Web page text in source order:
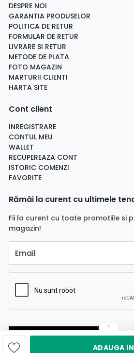
▼
ADAUGA
DESPRE NOI
GARANTIA PRODUSELOR
POLITICA DE RETUR
FORMULAR DE RETUR
LIVRARE SI RETUR
METODE DE PLATA
FOTO MAGAZIN
MARTURII CLIENTI
HARTA SITE
Cont client
INREGISTRARE
CONTUL MEU
WALLET
RECUPEREAZA CONT
ISTORIC COMENZI
FAVORITE
Rămâi la curent cu ultimele
Fii la curent cu toate promotiile si
magazin!
Email
Aboneaza-te